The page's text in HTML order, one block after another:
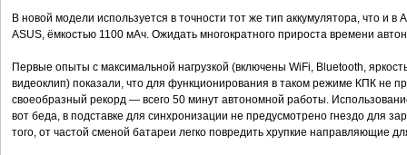
В новой модели используется в точности тот же тип аккумулятора, что и
ASUS, ёмкостью 1100 мАч. Ожидать многократного прироста времени
Первые опыты с максимальной нагрузкой (включены WiFi, Bluetooth,
видеоклип) показали, что для функционирования в таком режиме КПК не
своеобразный рекорд — всего 50 минут автономной работы.
вот беда, в подставке для синхронизации не предусмотрено гнездо для
того, от частой сменой батареи легко повредить хрупкие направляющие